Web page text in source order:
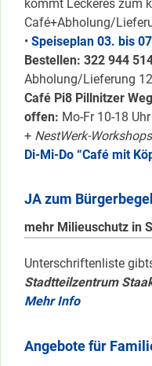
kommt Leckeres zum
Café+Abholung/
• Speiseplan 03. bis
Bestellen: 322 944
Abholung/Lieferung
Café Pi8 Pillnitzer
offen: Mo-Fr 10-18 Uhr
+ NestWerk-
Di-Mi-Do “Café mit
JA zum
mehr Milieuschutz in
Unterschriftenliste
Stadtteilzentrum
Mehr Info
Angebote für